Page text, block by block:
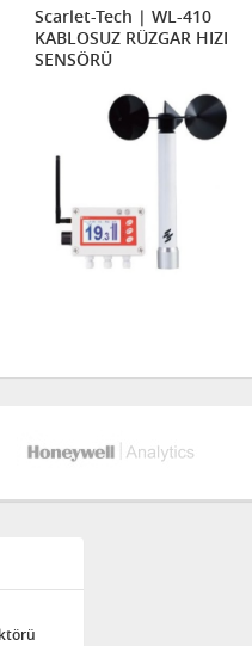
Scarlet-Tech | WL-410
KABLOSUZ RÜZGAR HIZI
SENSÖRÜ